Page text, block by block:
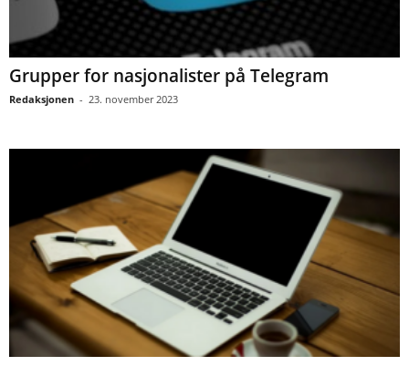
Grupper for nasjonalister på Telegram
Redaksjonen - 23. november 2023